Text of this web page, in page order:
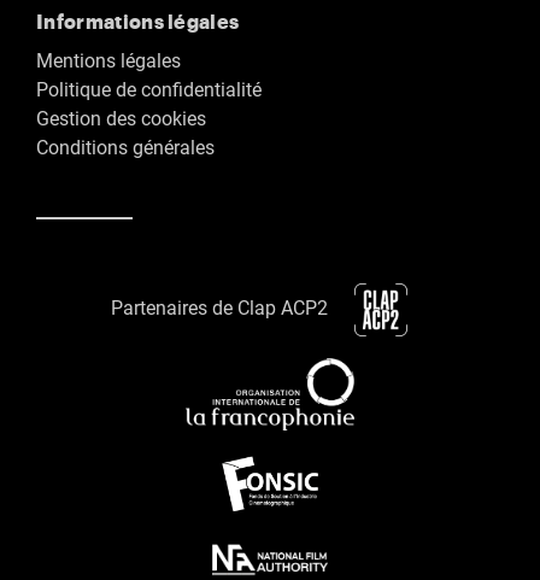
Informations légales
Mentions légales
Politique de confidentialité
Gestion des cookies
Conditions générales
Partenaires de Clap ACP2